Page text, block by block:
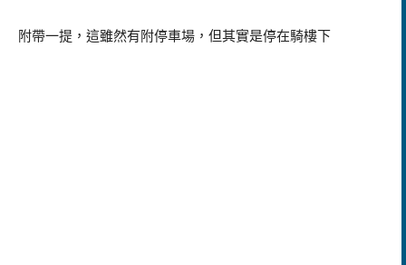
附帶一提，這雖然有附停車場，但其實是停在騎樓下